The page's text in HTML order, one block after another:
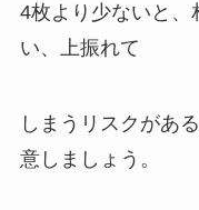
4枚より少ないと、
い、上振れて
しまうリスクがあ
意しましょう。